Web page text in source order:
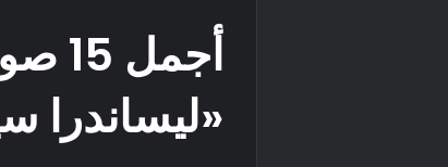
«ليساندرا